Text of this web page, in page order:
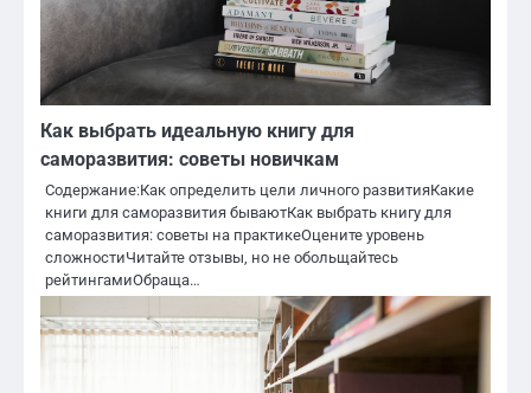
Как выбрать идеальную книгу для
саморазвития: советы новичкам
Содержание:Как определить цели личного развитияКакие
книги для саморазвития бываютКак выбрать книгу для
саморазвития: советы на практикеОцените уровень
сложностиЧитайте отзывы, но не обольщайтесь
рейтингамиОбраща…